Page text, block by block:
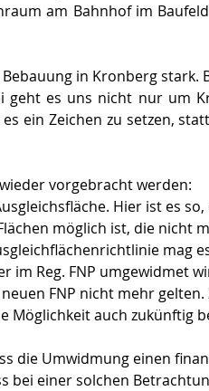
am Bahnhof im
in Kronberg stark.
geht es uns nicht nur um
ein Zeichen zu setzen,
vorgebracht werden:
Hier ist es
möglich ist, die nicht
mag
im Reg. FNP umgewidmet
FNP nicht mehr gelten.
Möglichkeit auch zukünftig
die Umwidmung einen
bei einer solchen